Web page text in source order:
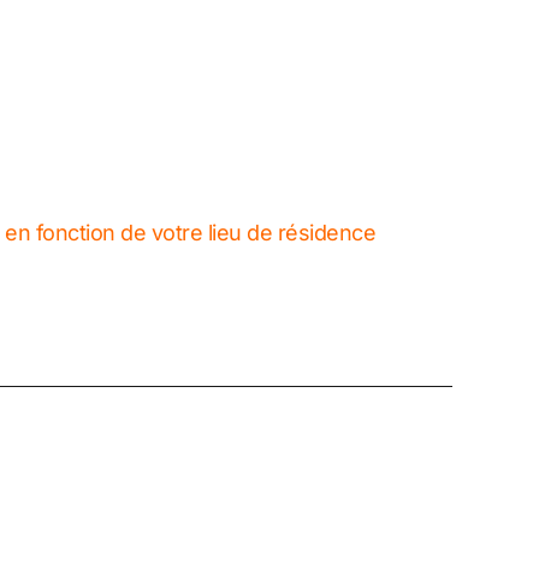
en fonction de votre lieu de résidence